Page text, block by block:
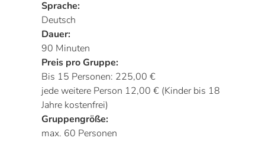
Sprache:
Deutsch
Dauer:
90 Minuten
Preis pro Gruppe:
Bis 15 Personen: 225,00 €
jede weitere Person 12,00 € (Kinder bis 18
Jahre kostenfrei)
Gruppengröße:
max. 60 Personen